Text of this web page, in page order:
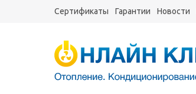
Сертификаты Гарантии Новости